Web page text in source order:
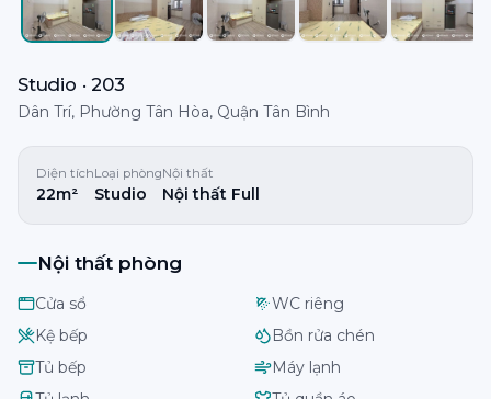
Studio · 203
Dân Trí, Phường Tân Hòa, Quận Tân Bình
Diện tích
22m²
Loại phòng
Studio
Nội thất
Nội thất Full
Nội thất phòng
Cửa sổ
WC riêng
Kệ bếp
Bồn rửa chén
Tủ bếp
Máy lạnh